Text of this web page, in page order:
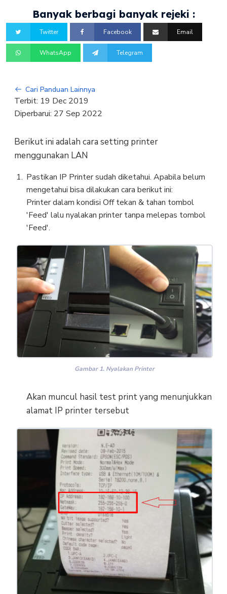
Banyak berbagi banyak rejeki :
Twitter Facebook Email
WhatsApp Telegram
Cari Panduan Lainnya
Terbit: 19 Dec 2019
Diperbarui: 27 Sep 2022
Berikut ini adalah cara setting printer
menggunakan LAN
Pastikan IP Printer sudah diketahui. Apabila belum
mengetahui bisa dilakukan cara berikut ini:
Printer dalam kondisi Off tekan & tahan tombol
'Feed' lalu nyalakan printer tanpa melepas tombol
'Feed'.
Gambar 1. Nyalakan Printer
Akan muncul hasil test print yang menunjukkan
alamat IP printer tersebut